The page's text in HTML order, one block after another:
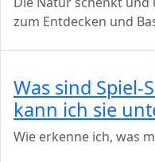
zum Entdecken und
Was sind Spiel-
kann ich sie
Wie erkenne ich, was